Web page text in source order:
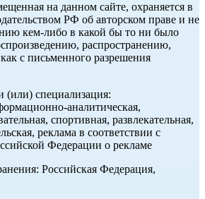
на данном сайте, охраняется в
РФ об авторском праве и не
кем-либо в какой бы то ни было
распространению,
с письменного разрешения
(или) специализация:
аналитическая,
спортивная, развлекательная,
реклама в соответствии с
Федерации о рекламе
Российская Федерация,